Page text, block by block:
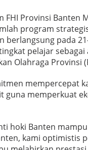
Provinsi Banten
program
berlangsung pada
pelajar
Olahraga Provinsi
mempercepat
guna memperkuat
hoki Banten
kami optimistis